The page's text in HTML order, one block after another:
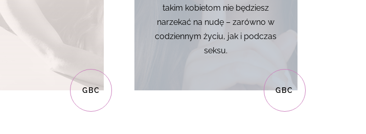
GBC
takim kobietom nie będziesz
narzekać na nudę – zarówno w
codziennym życiu, jak i podczas
seksu.
GBC